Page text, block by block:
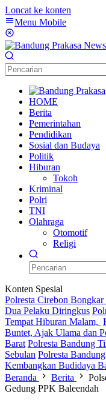
Loncat ke konten
Menu Mobile
HOME
Berita
Pemerintahan
Pendidikan
Sosial dan Budaya
Politik
Hiburan
Tokoh
Kriminal
Polri
TNI
Olahraga
Otomotif
Religi
Konten Spesial
Polresta Cirebon
Dua Pelaku Diringkus
Tempat Hiburan Malam,
Buntet, Ajak Ulama dan
Barat Polresta Bandung
Sebulan Polresta
Kembangkan Budidaya
Beranda
Berita
Gedung PPK Baleendah